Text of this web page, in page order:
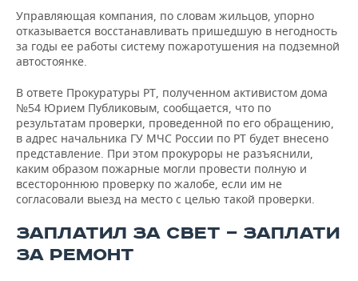
ТЕЛЕКОММУНИКАЦИИ
БИЗНЕС-БРАНЧИ
ONLINE-КОНФЕРЕНЦИИ
ФУТБОЛ
ХОККЕЙ
ВОЛЕЙБОЛ
КИБЕРСПОРТ
ФИГУРНОЕ КАТАНИЕ
ВОДНЫЕ ВИДЫ СПОРТА
НОВОСТИ ОБЩЕСТВА
ВЛАСТЬ
ИСТОРИЯ
КУЛЬТУРА
МЕДИЦИНА
ОБРАЗОВАНИЕ
ФОТОГАЛЕРЕЯ
СЮЖЕТЫ
СПИСОК ПЕРСОН
СПИСОК КОМПАНИЙ
ПОЛНАЯ ВЕРСИЯ
Управляющая компания, по словам жильцов, упорно
отказывается восстанавливать пришедшую в негодность
за годы ее работы систему пожаротушения на подземной
автостоянке.
В ответе Прокуратуры РТ, полученном активистом дома
№54 Юрием Публиковым, сообщается, что по
результатам проверки, проведенной по его обращению,
в адрес начальника ГУ МЧС России по РТ будет внесено
представление. При этом прокуроры не разъяснили,
каким образом пожарные могли провести полную и
всестороннюю проверку по жалобе, если им не
согласовали выезд на место с целью такой проверки.
ЗАПЛАТИЛ ЗА СВЕТ — ЗАПЛАТИ
ЗА РЕМОНТ